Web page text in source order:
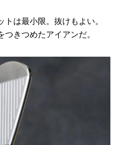
トは最小限。抜けもよい。
きつめたアイアンだ。